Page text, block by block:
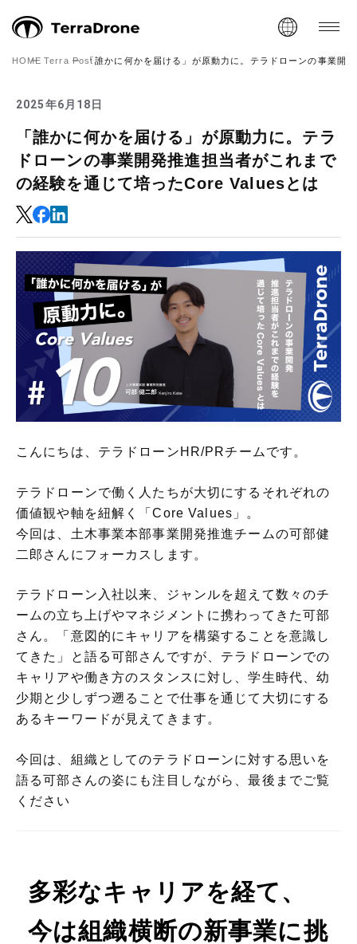
HOME Terra Post「誰かに何かを届ける」が原動力に。テラドローンの事業開
2025年6月18日
「誰かに何かを届ける」が原動力に。テラ
ドローンの事業開発推進担当者がこれまで
の経験を通じて培ったCore Valuesとは
こんにちは、テラドローンHR/PRチームです。
テラドローンで働く人たちが大切にするそれぞれの
価値観や軸を紐解く「Core Values」。
今回は、土木事業本部事業開発推進チームの可部健
二郎さんにフォーカスします。
テラドローン入社以来、ジャンルを超えて数々のチ
ームの立ち上げやマネジメントに携わってきた可部
さん。「意図的にキャリアを構築することを意識し
てきた」と語る可部さんですが、テラドローンでの
キャリアや働き方のスタンスに対し、学生時代、幼
少期と少しずつ遡ることで仕事を通じて大切にする
あるキーワードが見えてきます。
今回は、組織としてのテラドローンに対する思いを
語る可部さんの姿にも注目しながら、最後までご覧
ください
多彩なキャリアを経て、
今は組織横断の新事業に挑